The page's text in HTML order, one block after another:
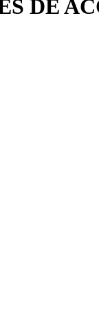
y jurídica en
DE